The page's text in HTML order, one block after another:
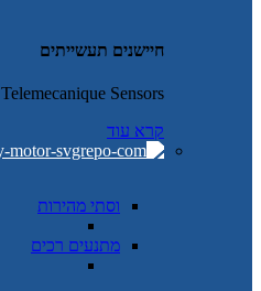
חיישנים תעשייתים
Telemecanique Sensors
קרא עוד
וסתי מהירות
מתנעים רכים